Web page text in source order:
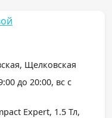
Щелковская
до 20:00, вс с
Expert, 1.5 Тл,